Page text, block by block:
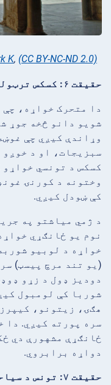
K, (CC BY-NC-ND 2.0)
حقیقت ۶: کسکس ترټولو مشهور خواړه دي
دا متحرک خواړه،
شویو دانو څخه جوړ
وړاندې کیږي چې
سبزیجات، او د
کسکس د تونسي
وختونه د کورنۍ
کې ښودل کیږي.
د ژمي میاشتو په
نوم یو ځانګړي
خواړه د لوبیو
(یو تند مرچ پیسټ)
دودیز ډول د زړو
شوربا کې لومبول
هګۍ، زیتونو،
سره پورته کیږي. دا
ځانګړې مشهورې دي
دواړه برابروي.
حقیقت ۷: تونس